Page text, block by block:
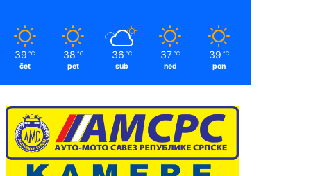
39 ℃
čet
38 ℃
pet
36 ℃
sub
37 ℃
ned
39 ℃
pon